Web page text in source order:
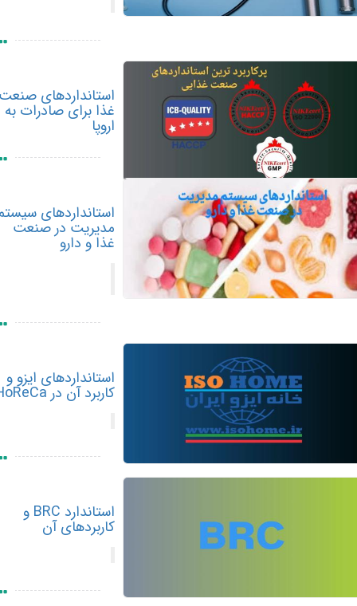
استانداردهای صنعت
غذا برای صادرات به
اروپا
استانداردهای سیستم
مدیریت در صنعت
غذا و دارو
استانداردهای ایزو و
کاربرد آن در HoReCa
استاندارد BRC و
کاربردهای آن